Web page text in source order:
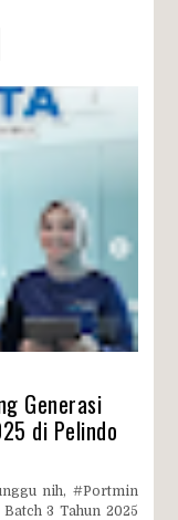
Generasi
di Pelindo
nih, #Portmin
3 Tahun 2025